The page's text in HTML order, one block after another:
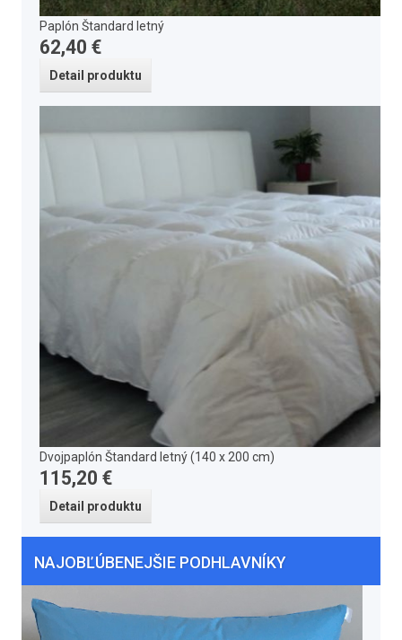
Paplón Štandard letný
62,40 €
Detail produktu
Dvojpaplón Štandard letný (140 x 200 cm)
115,20 €
Detail produktu
NAJOBĽÚBENEJŠIE PODHLAVNÍKY